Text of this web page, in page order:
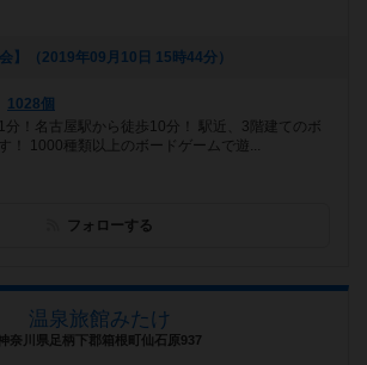
】（2019年09月10日 15時44分）
1028個
分！名古屋駅から徒歩10分！ 駅近、3階建てのボ
！ 1000種類以上のボードゲームで遊...
フォローする
温泉旅館みたけ
奈川県足柄下郡箱根町仙石原937